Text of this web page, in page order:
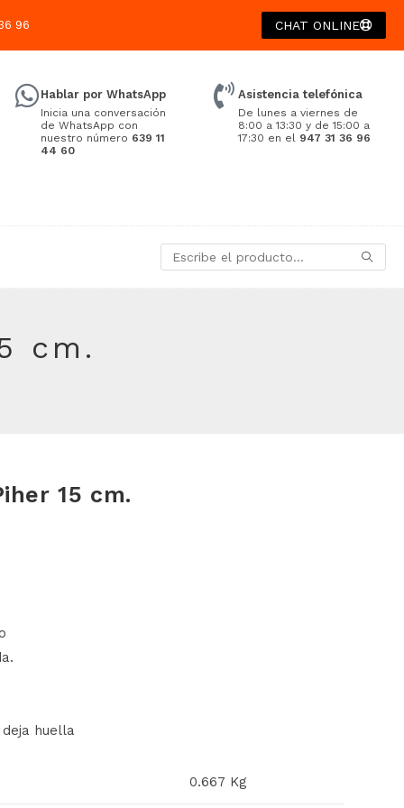
96 CHAT ONLINE
Hablar por WhatsApp
Inicia una conversación
de WhatsApp con
nuestro número 639 11
44 60
Asistencia telefónica
De lunes a viernes de
8:00 a 13:30 y de 15:00 a
17:30 en el 947 31 36 96
cm.
15 cm.
huella
0.667 Kg